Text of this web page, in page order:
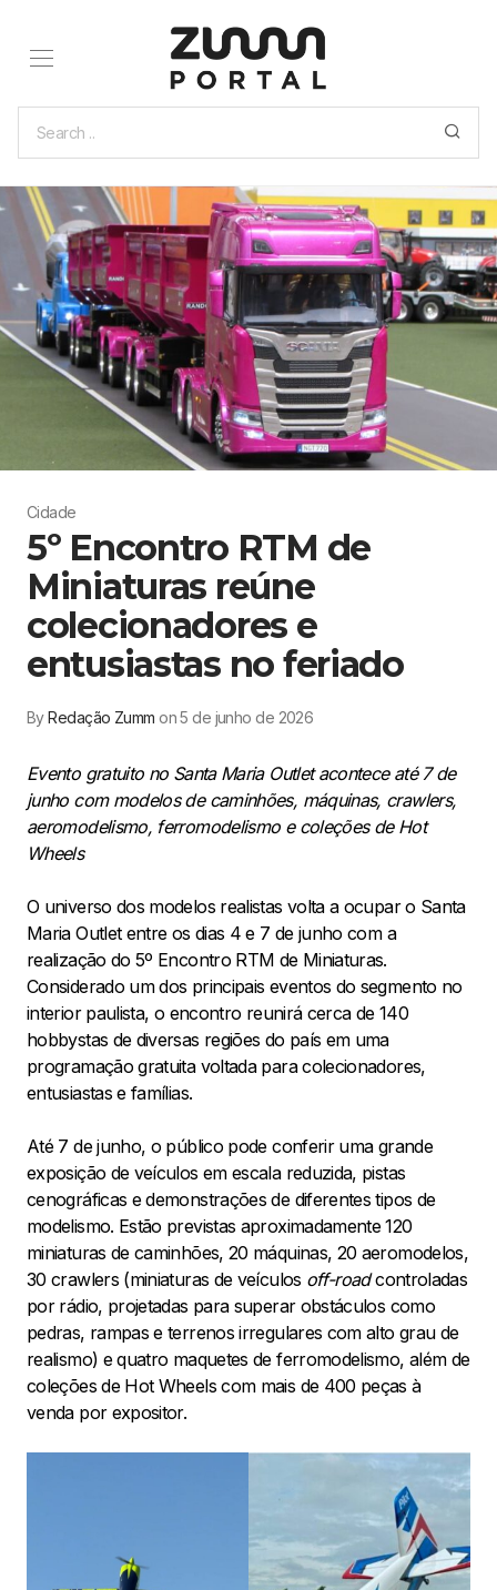
Cidade
5º Encontro RTM de
Miniaturas reúne
colecionadores e
entusiastas no feriado
ByRedação Zumm on 5 de junho de 2026
Evento gratuito no Santa Maria Outlet acontece até 7 de
junho com modelos de caminhões, máquinas, crawlers,
aeromodelismo, ferromodelismo e coleções de Hot
Wheels
O universo dos modelos realistas volta a ocupar o Santa
Maria Outlet entre os dias 4 e 7 de junho com a
realização do 5º Encontro RTM de Miniaturas.
Considerado um dos principais eventos do segmento no
interior paulista, o encontro reunirá cerca de 140
hobbystas de diversas regiões do país em uma
programação gratuita voltada para colecionadores,
entusiastas e famílias.
Até 7 de junho, o público pode conferir uma grande
exposição de veículos em escala reduzida, pistas
cenográficas e demonstrações de diferentes tipos de
modelismo. Estão previstas aproximadamente 120
miniaturas de caminhões, 20 máquinas, 20 aeromodelos,
30 crawlers (miniaturas de veículos off-roadcontroladas
por rádio, projetadas para superar obstáculos como
pedras, rampas e terrenos irregulares com alto grau de
realismo) e quatro maquetes de ferromodelismo, além de
coleções de Hot Wheels com mais de 400 peças à
venda por expositor.